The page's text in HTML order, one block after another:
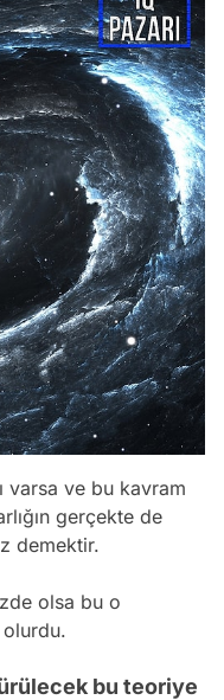
varsa ve bu kavram
gerçekte de
demektir.
olsa bu o
olurdu.
bu teoriye